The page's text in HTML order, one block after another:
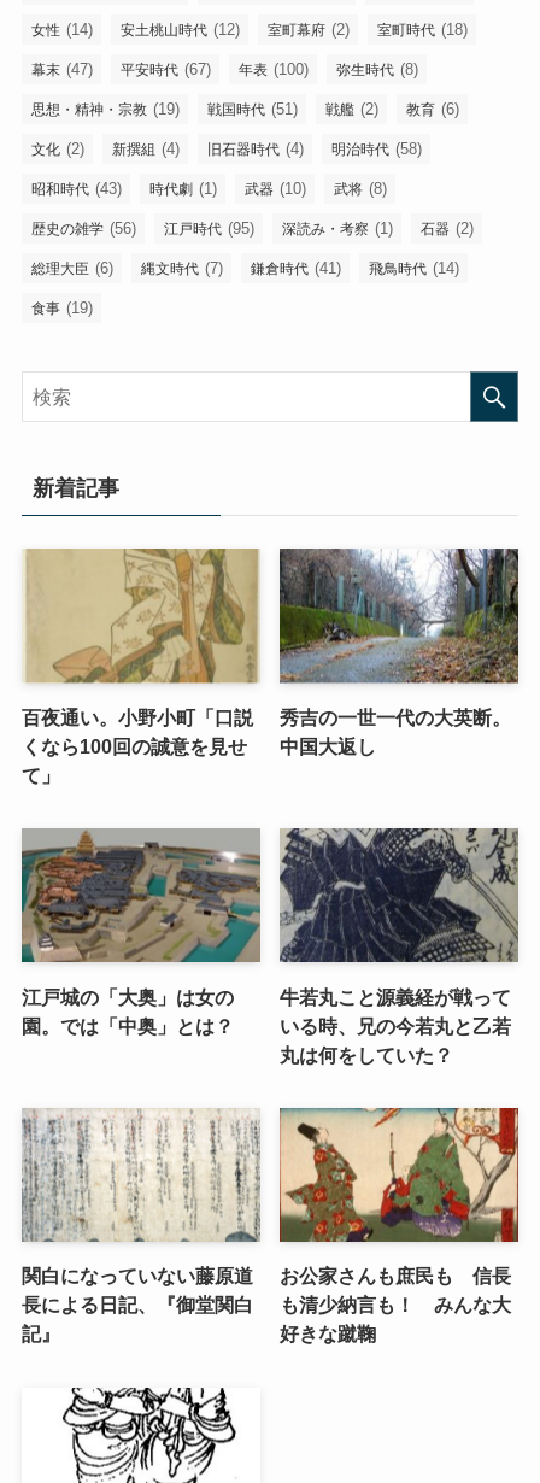
女性 (14) 安土桃山時代 (12) 室町幕府 (2) 室町時代 (18)
幕末 (47) 平安時代 (67) 年表 (100) 弥生時代 (8)
思想・精神・宗教 (19) 戦国時代 (51) 戦艦 (2) 教育 (6)
文化 (2) 新撰組 (4) 旧石器時代 (4) 明治時代 (58)
昭和時代 (43) 時代劇 (1) 武器 (10) 武将 (8)
歴史の雑学 (56) 江戸時代 (95) 深読み・考察 (1) 石器 (2)
総理大臣 (6) 縄文時代 (7) 鎌倉時代 (41) 飛鳥時代 (14)
食事 (19)
新着記事
百夜通い。小野小町「口説
くなら100回の誠意を見せ
て」
秀吉の一世一代の大英断。
中国大返し
江戸城の「大奥」は女の
園。では「中奥」とは？
牛若丸こと源義経が戦って
いる時、兄の今若丸と乙若
丸は何をしていた？
関白になっていない藤原道
長による日記、『御堂関白
記』
お公家さんも庶民も 信長
も清少納言も！ みんな大
好きな蹴鞠